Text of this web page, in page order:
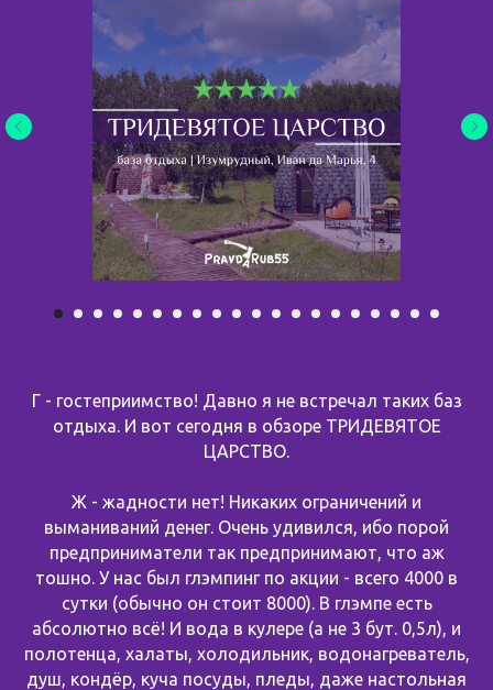
Г - гостеприимство! Давно я не встречал таких баз
отдыха. И вот сегодня в обзоре ТРИДЕВЯТОЕ
ЦАРСТВО.
Ж - жадности нет! Никаких ограничений и
выманиваний денег. Очень удивился, ибо порой
предприниматели так предпринимают, что аж
тошно. У нас был глэмпинг по акции - всего 4000 в
сутки (обычно он стоит 8000). В глэмпе есть
абсолютно всё! И вода в кулере (а не 3 бут. 0,5л), и
полотенца, халаты, холодильник, водонагреватель,
душ, кондёр, куча посуды, пледы, даже настольная